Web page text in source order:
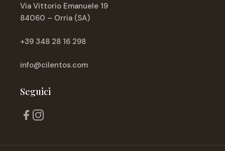
Via Vittorio Emanuele 19
84060 – Orria (SA)
+39 348 28 16 298
info@cilentos.com
Seguici